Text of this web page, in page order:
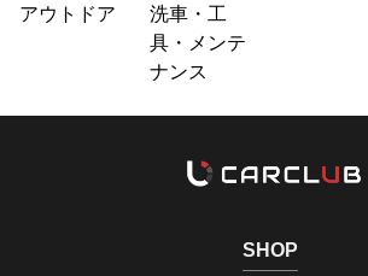
アウトドア
洗車・工
具・メンテ
ナンス
SHOP